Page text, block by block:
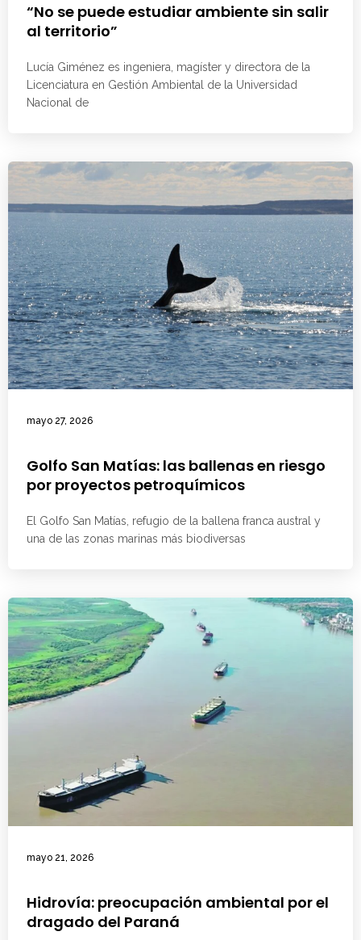
“No se puede estudiar ambiente sin salir
al territorio”
Lucía Giménez es ingeniera, magíster y directora de la
Licenciatura en Gestión Ambiental de la Universidad
Nacional de
mayo 27, 2026
Golfo San Matías: las ballenas en riesgo
por proyectos petroquímicos
El Golfo San Matías, refugio de la ballena franca austral y
una de las zonas marinas más biodiversas
mayo 21, 2026
Hidrovía: preocupación ambiental por el
dragado del Paraná